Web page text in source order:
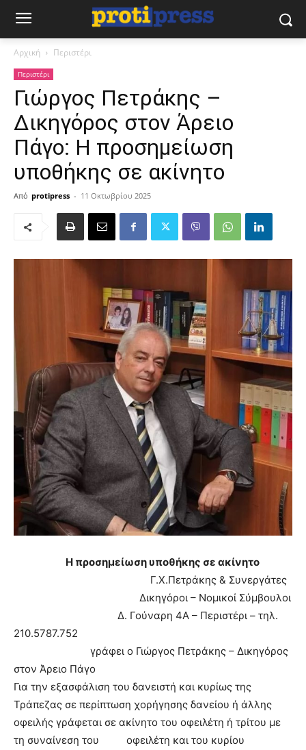
Αρχική Περιστέρι
Περιστέρι
Γιώργος Πετράκης –
Δικηγόρος στον Άρειο
Πάγο: Η προσημείωση
υποθήκης σε ακίνητο
Από protipress - 11 Οκτωβρίου 2025
Η προσημείωση υποθήκης σε ακίνητο
Γ.Χ.Πετράκης & Συνεργάτες
Δικηγόροι – Νομικοί Σύμβουλοι
Δ. Γούναρη 4Α – Περιστέρι – τηλ.
210.5787.752
γράφει ο Γιώργος Πετράκης – Δικηγόρος
στον Άρειο Πάγο
Για την εξασφάλιση του δανειστή και κυρίως της
Τράπεζας σε περίπτωση χορήγησης δανείου ή άλλης
οφειλής γράφεται σε ακίνητο του οφειλέτη ή τρίτου με
τη συναίνεση του οφειλέτη και του κυρίου